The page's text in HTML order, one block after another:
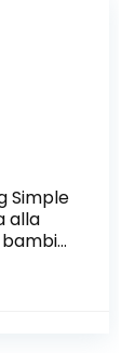
Simple
alla